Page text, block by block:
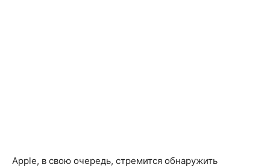
Apple, в свою очередь, стремится обнаружить